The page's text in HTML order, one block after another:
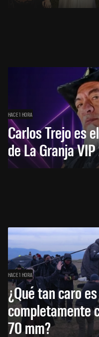
HACE 1 HORA
Carlos Trejo es
de La Granja
HACE 1 HORA
¿Qué tan caro
completamente
70 mm?